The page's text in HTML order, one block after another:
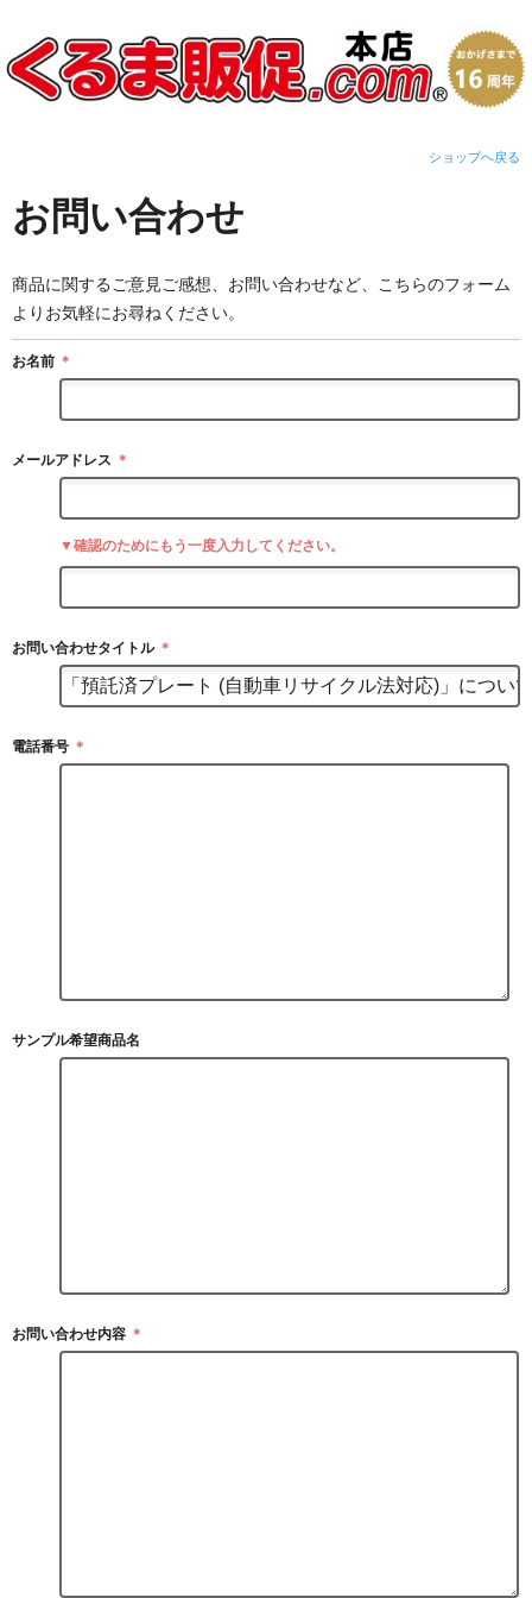
ショップへ戻る
お問い合わせ
商品に関するご意見ご感想、お問い合わせなど、こちらのフォーム
よりお気軽にお尋ねください。
お名前 ＊
メールアドレス ＊
▼確認のためにもう一度入力してください。
お問い合わせタイトル ＊
電話番号 ＊
サンプル希望商品名
お問い合わせ内容 ＊